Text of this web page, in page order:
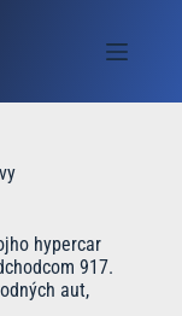
hypercar
917.
aut,